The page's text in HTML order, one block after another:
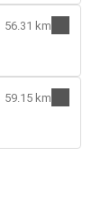
56.31 km
59.15 km